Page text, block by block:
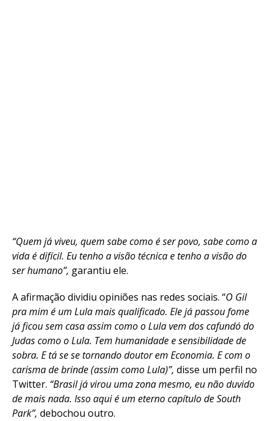
“Quem já viveu, quem sabe como é ser povo, sabe como a
vida é difícil. Eu tenho a visão técnica e tenho a visão do
ser humano”, garantiu ele.
A afirmação dividiu opiniões nas redes sociais. “O Gil
pra mim é um Lula mais qualificado. Ele já passou fome
já ficou sem casa assim como o Lula vem dos cafundó do
Judas como o Lula. Tem humanidade e sensibilidade de
sobra. E tá se se tornando doutor em Economia. E com o
carisma de brinde (assim como Lula)”, disse um perfil no
Twitter. “Brasil já virou uma zona mesmo, eu não duvido
de mais nada. Isso aqui é um eterno capítulo de South
Park”, debochou outro.